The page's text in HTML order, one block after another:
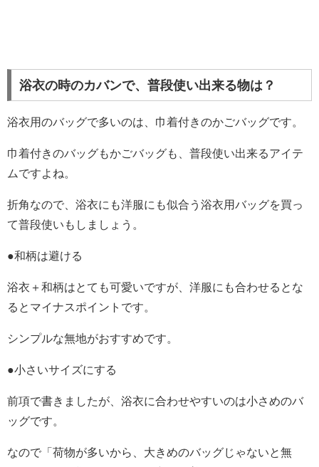
浴衣の時のカバンで、普段使い出来る物は？
浴衣用のバッグで多いのは、巾着付きのかごバッグです。
巾着付きのバッグもかごバッグも、普段使い出来るアイテ
ムですよね。
折角なので、浴衣にも洋服にも似合う浴衣用バッグを買っ
て普段使いもしましょう。
●和柄は避ける
浴衣＋和柄はとても可愛いですが、洋服にも合わせるとな
るとマイナスポイントです。
シンプルな無地がおすすめです。
●小さいサイズにする
前項で書きましたが、浴衣に合わせやすいのは小さめのバ
ッグです。
なので「荷物が多いから、大きめのバッグじゃないと無